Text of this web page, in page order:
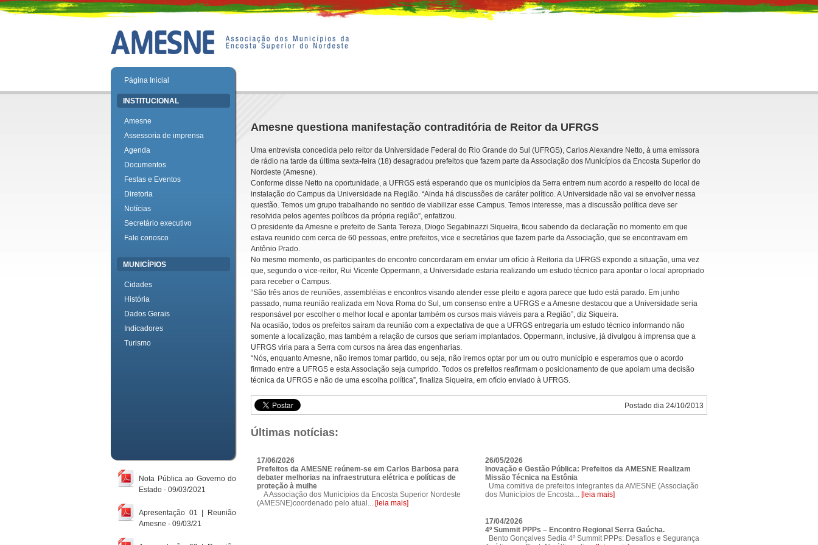
Página Inicial
INSTITUCIONAL
Amesne
Assessoria de imprensa
Agenda
Documentos
Festas e Eventos
Diretoria
Notícias
Secretário executivo
Fale conosco
MUNICÍPIOS
Cidades
História
Dados Gerais
Indicadores
Turismo
Nota Pública ao Governo do
Estado - 09/03/2021
Apresentação 01 | Reunião
Amesne - 09/03/21
Amesne questiona manifestação contraditória de Reitor da UFRGS
Uma entrevista concedida pelo reitor da Universidade Federal do Rio Grande do Sul (UFRGS), Carlos Alexandre Netto, à uma emissora
de rádio na tarde da última sexta-feira (18) desagradou prefeitos que fazem parte da Associação dos Municípios da Encosta Superior do
Nordeste (Amesne).
Conforme disse Netto na oportunidade, a UFRGS está esperando que os municípios da Serra entrem num acordo a respeito do local de
instalação do Campus da Universidade na Região. “Ainda há discussões de caráter político. A Universidade não vai se envolver nessa
questão. Temos um grupo trabalhando no sentido de viabilizar esse Campus. Temos interesse, mas a discussão política deve ser
resolvida pelos agentes políticos da própria região”, enfatizou.
O presidente da Amesne e prefeito de Santa Tereza, Diogo Segabinazzi Siqueira, ficou sabendo da declaração no momento em que
estava reunido com cerca de 60 pessoas, entre prefeitos, vice e secretários que fazem parte da Associação, que se encontravam em
Antônio Prado.
No mesmo momento, os participantes do encontro concordaram em enviar um ofício à Reitoria da UFRGS expondo a situação, uma vez
que, segundo o vice-reitor, Rui Vicente Oppermann, a Universidade estaria realizando um estudo técnico para apontar o local apropriado
para receber o Campus.
“São três anos de reuniões, assembléias e encontros visando atender esse pleito e agora parece que tudo está parado. Em junho
passado, numa reunião realizada em Nova Roma do Sul, um consenso entre a UFRGS e a Amesne destacou que a Universidade seria
responsável por escolher o melhor local e apontar também os cursos mais viáveis para a Região”, diz Siqueira.
Na ocasião, todos os prefeitos saíram da reunião com a expectativa de que a UFRGS entregaria um estudo técnico informando não
somente a localização, mas também a relação de cursos que seriam implantados. Oppermann, inclusive, já divulgou à imprensa que a
UFRGS viria para a Serra com cursos na área das engenharias.
“Nós, enquanto Amesne, não iremos tomar partido, ou seja, não iremos optar por um ou outro município e esperamos que o acordo
firmado entre a UFRGS e esta Associação seja cumprido. Todos os prefeitos reafirmam o posicionamento de que apoiam uma decisão
técnica da UFRGS e não de uma escolha política”, finaliza Siqueira, em ofício enviado à UFRGS.
Postado dia 24/10/2013
Últimas notícias:
17/06/2026
Prefeitos da AMESNE reúnem-se em Carlos Barbosa para
debater melhorias na infraestrutura elétrica e políticas de
proteção à mulhe
A Associação dos Municípios da Encosta Superior Nordeste
(AMESNE)coordenado pelo atual... [leia mais]
26/05/2026
Inovação e Gestão Pública: Prefeitos da AMESNE Realizam
Missão Técnica na Estônia
Uma comitiva de prefeitos integrantes da AMESNE (Associação
dos Municípios de Encosta... [leia mais]
17/04/2026
4º Summit PPPs – Encontro Regional Serra Gaúcha.
Bento Gonçalves Sedia 4º Summit PPPs: Desafios e Segurança